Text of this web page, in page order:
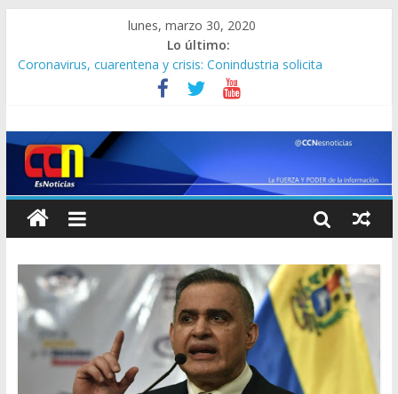
lunes, marzo 30, 2020
Lo último:
Coronavirus, cuarentena y crisis: Conindustria solicita
diferimiento para pagar obligaciones tributarias
Saab desestima actuación de Colombia en respuesta a
Más de 36.000 muertos por el virus en todo el mundo
Arabia Saudí aumentará exportaciones de petróleo a récord de
10,6 millones de barriles diarios
Roban pintura de Van Gogh de un museo de Holanda